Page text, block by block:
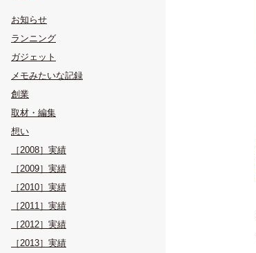
お知らせ
ランニング
ガジェット
メモみたいな記録
創業
取材・編集
想い
［2008］実績
［2009］実績
［2010］実績
［2011］実績
［2012］実績
［2013］実績